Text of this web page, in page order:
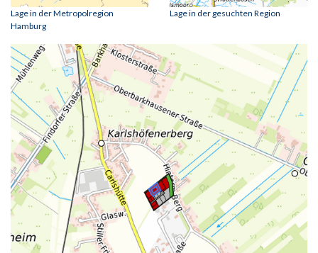
Lage in der Metropolregion
Hamburg
Lage in der gesuchten Region